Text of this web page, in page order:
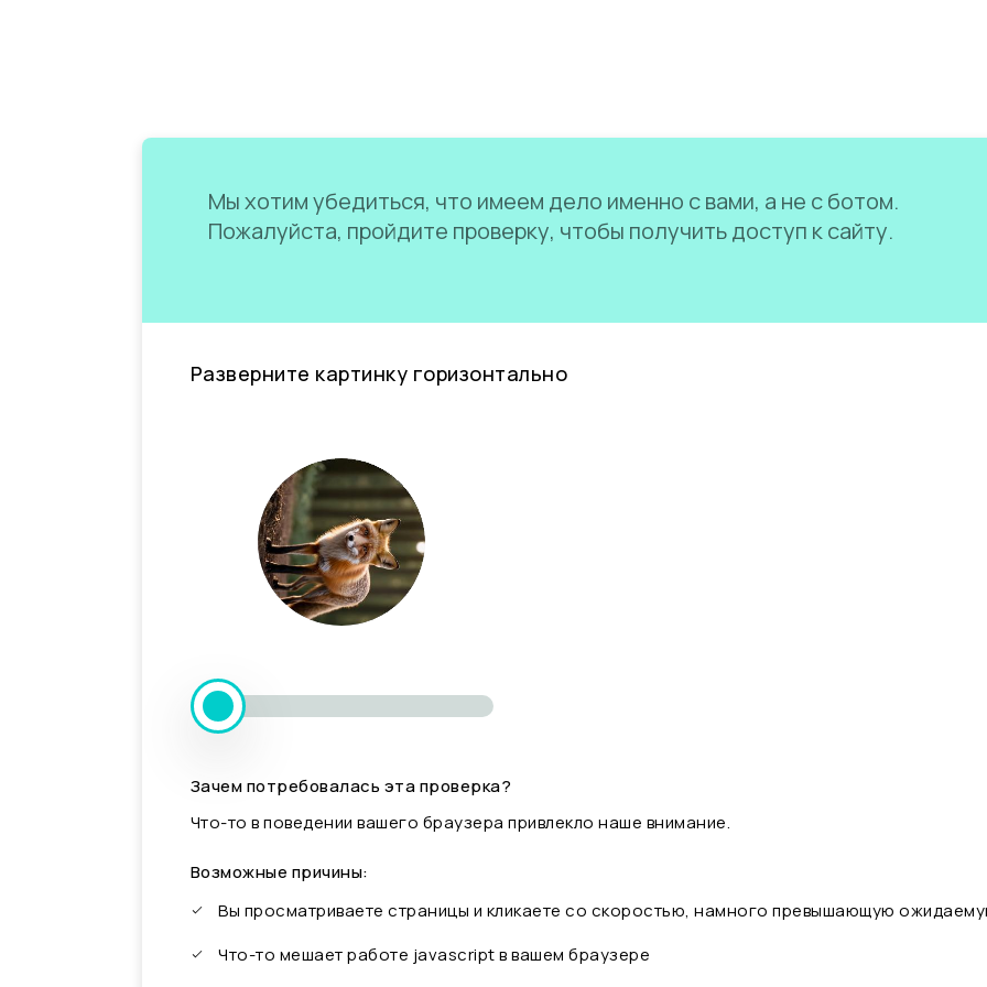
Мы хотим убедиться, что имеем дело именно с вами, а не с ботом.
Пожалуйста, пройдите проверку, чтобы получить доступ к сайту.
Разверните картинку горизонтально
Зачем потребовалась эта проверка?
Что-то в поведении вашего браузера привлекло наше внимание.
Возможные причины:
Вы просматриваете страницы и кликаете со скоростью, намного превышающую
Что-то мешает работе javascript в вашем браузере